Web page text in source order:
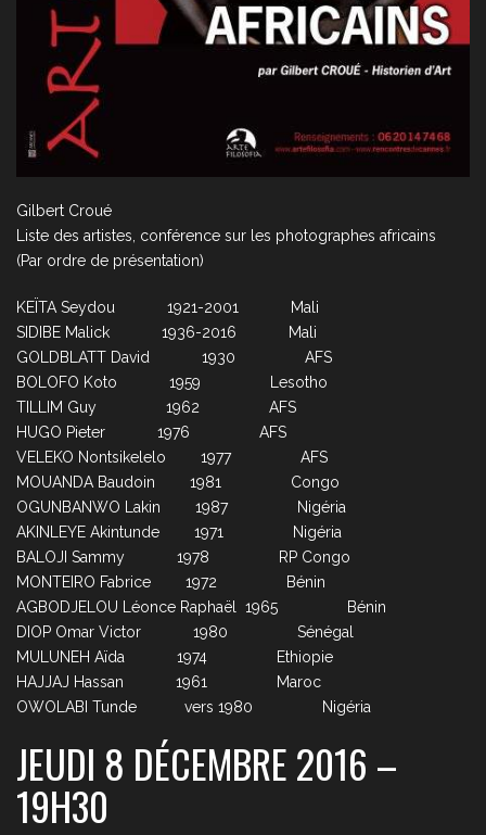
Gilbert Croué
Liste des artistes, conférence sur les photographes africains
(Par ordre de présentation)
KEÏTA Seydou 1921-2001 Mali
SIDIBE Malick 1936-2016 Mali
GOLDBLATT David 1930 AFS
BOLOFO Koto 1959 Lesotho
TILLIM Guy 1962 AFS
HUGO Pieter 1976 AFS
VELEKO Nontsikelelo 1977 AFS
MOUANDA Baudoin 1981 Congo
OGUNBANWO Lakin 1987 Nigéria
AKINLEYE Akintunde 1971 Nigéria
BALOJI Sammy 1978 RP Congo
MONTEIRO Fabrice 1972 Bénin
AGBODJELOU Léonce Raphaël 1965 Bénin
DIOP Omar Victor 1980 Sénégal
MULUNEH Aïda 1974 Ethiopie
HAJJAJ Hassan 1961 Maroc
OWOLABI Tunde vers 1980 Nigéria
JEUDI 8 DÉCEMBRE 2016 –
19H30